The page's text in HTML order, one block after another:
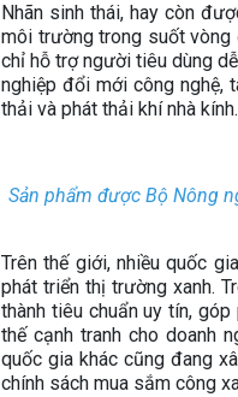
Nhãn sinh thái, hay còn
môi trường trong suốt vòng
chỉ hỗ trợ người tiêu dùng
nghiệp đổi mới công nghệ,
thải và phát thải khí nhà kính.
Sản phẩm được Bộ Nông
Trên thế giới, nhiều quốc
phát triển thị trường xanh.
thành tiêu chuẩn uy tín,
thế cạnh tranh cho doanh
quốc gia khác cũng đang
chính sách mua sắm công